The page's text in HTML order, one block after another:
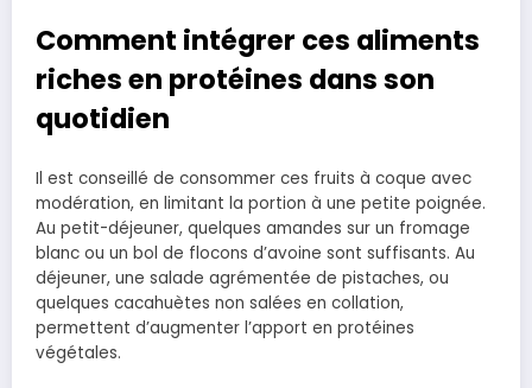
Comment intégrer ces aliments
riches en protéines dans son
quotidien
Il est conseillé de consommer ces fruits à coque avec
modération, en limitant la portion à une petite poignée.
Au petit-déjeuner, quelques amandes sur un fromage
blanc ou un bol de flocons d’avoine sont suffisants. Au
déjeuner, une salade agrémentée de pistaches, ou
quelques cacahuètes non salées en collation,
permettent d’augmenter l’apport en protéines
végétales.